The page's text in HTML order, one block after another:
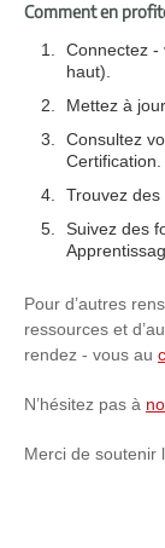
Comment en
Connectez -
haut).
Mettez à
Consultez
Certification.
Trouvez des
Suivez des
Pour d’autres
ressources et
rendez - vous au
N’hésitez pas à
Merci de soutenir